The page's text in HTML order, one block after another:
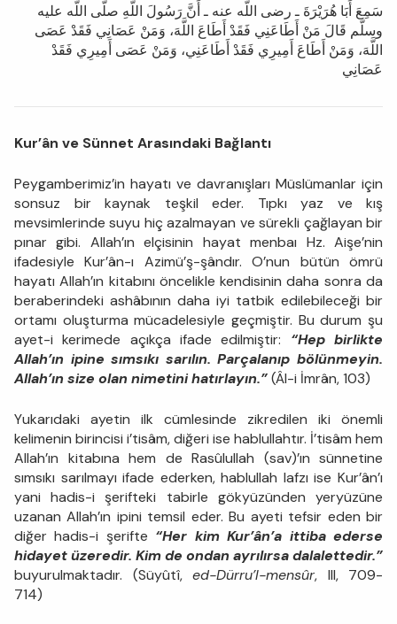
سَمِعَ أَبَا هُرَيْرَةَ ـ رضى اللّه عنه ـ أَنَّ رَسُولَ اللَّهِ صلّى اللّه عليه
وسلّم قَالَ مَنْ أَطَاعَنِي فَقَدْ أَطَاعَ اللَّهَ، وَمَنْ عَصَانِي فَقَدْ عَصَى
اللَّهَ، وَمَنْ أَطَاعَ أَمِيرِي فَقَدْ أَطَاعَنِي، وَمَنْ عَصَى أَمِيرِي فَقَدْ
عَصَانِي
Kur’ân ve Sünnet Arasındaki Bağlantı
Peygamberimiz’in hayatı ve davranışları Müslümanlar için
sonsuz bir kaynak teşkil eder. Tıpkı yaz ve kış
mevsimlerinde suyu hiç azalmayan ve sürekli çağlayan bir
pınar gibi. Allah’ın elçisinin hayat menbaı Hz. Aişe’nin
ifadesiyle Kur’ân-ı Azimü’ş-şândır. O’nun bütün ömrü
hayatı Allah’ın kitabını öncelikle kendisinin daha sonra da
beraberindeki ashâbının daha iyi tatbik edilebileceği bir
ortamı oluşturma mücadelesiyle geçmiştir. Bu durum şu
ayet-i kerimede açıkça ifade edilmiştir: “Hep birlikte
Allah’ın ipine sımsıkı sarılın. Parçalanıp bölünmeyin.
Allah’ın size olan nimetini hatırlayın.”(Âl-i İmrân, 103)
Yukarıdaki ayetin ilk cümlesinde zikredilen iki önemli
kelimenin birincisi i’tisâm, diğeri ise hablullahtır. İ’tisâm hem
Allah’ın kitabına hem de Rasûlullah (sav)’ın sünnetine
sımsıkı sarılmayı ifade ederken, hablullah lafzı ise Kur’ân’ı
yani hadis-i şerifteki tabirle gökyüzünden yeryüzüne
uzanan Allah’ın ipini temsil eder. Bu ayeti tefsir eden bir
diğer hadis-i şerifte “Her kim Kur’ân’a ittiba ederse
hidayet üzeredir. Kim de ondan ayrılırsa dalalettedir.”
buyurulmaktadır. (Süyûtî, ed-Dürru’l-mensûr, III, 709-
714)